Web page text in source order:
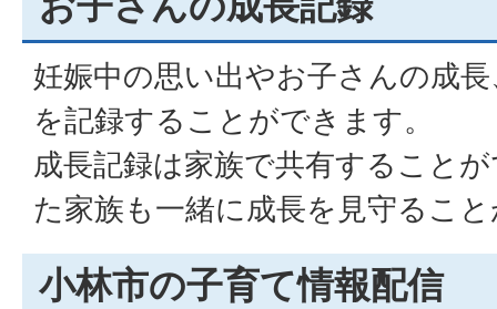
妊娠中の思い出やお子さんの成
を記録することができます。
成長記録は家族で共有すること
た家族も一緒に成長を見守るこ
小林市の子育て情報配信